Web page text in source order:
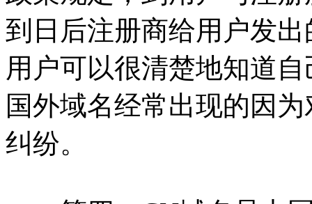
到日后注册商给用户发
用户可以很清楚地知道
国外域名经常出现的因
纠纷。